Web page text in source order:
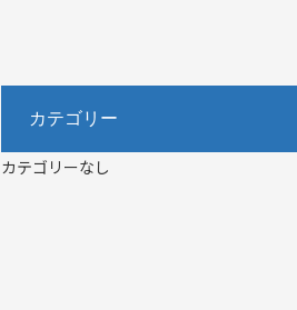
カテゴリー
カテゴリーなし